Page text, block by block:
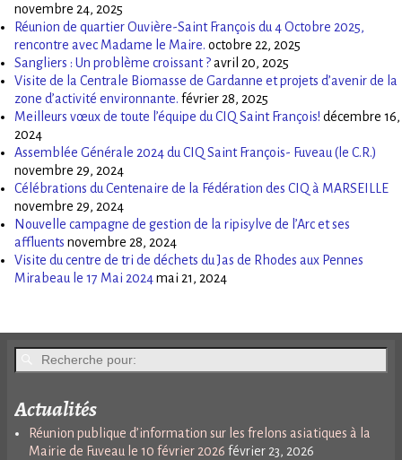
novembre 24, 2025
Réunion de quartier Ouvière-Saint François du 4 Octobre 2025,
rencontre avec Madame le Maire. octobre 22, 2025
Sangliers : Un problème croissant ?avril 20, 2025
Visite de la Centrale Biomasse de Gardanne et projets d’avenir de la
zone d’activité environnante. février 28, 2025
Meilleurs vœux de toute l’équipe du CIQ Saint François! décembre 16,
2024
Assemblée Générale 2024 du CIQ Saint François- Fuveau (le C.R.)
novembre 29, 2024
Célébrations du Centenaire de la Fédération des CIQ à MARSEILLE
novembre 29, 2024
Nouvelle campagne de gestion de la ripisylve de l’Arc et ses
affluents novembre 28, 2024
Visite du centre de tri de déchets du Jas de Rhodes aux Pennes
Mirabeau le 17 Mai 2024mai 21, 2024
Actualités
Réunion publique d’information sur les frelons asiatiques à la
Mairie de Fuveau le 10 février 2026 février 23, 2026